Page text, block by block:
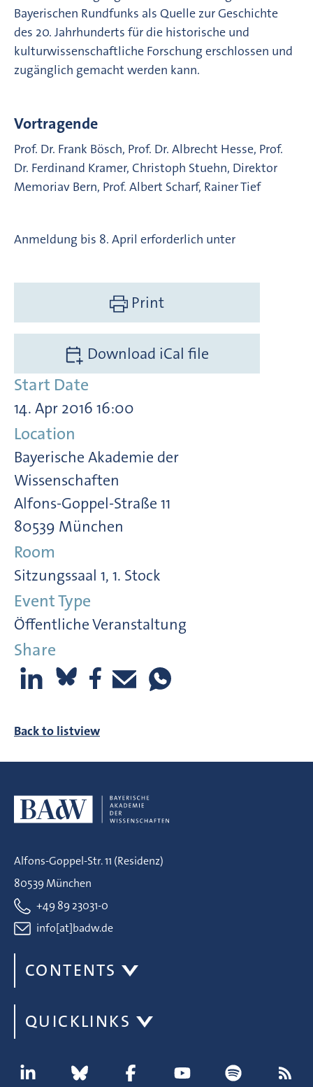
Bayerischen Rundfunks als Quelle zur Geschichte
des 20. Jahrhunderts für die historische und
kulturwissenschaftliche Forschung erschlossen und
zugänglich gemacht werden kann.
Vortragende
Prof. Dr. Frank Bösch, Prof. Dr. Albrecht Hesse, Prof.
Dr. Ferdinand Kramer, Christoph Stuehn, Direktor
Memoriav Bern, Prof. Albert Scharf, Rainer Tief
Anmeldung bis 8. April erforderlich unter
Print
Download iCal file
Start Date
14. Apr 2016 16:00
Location
Bayerische Akademie der
Wissenschaften
Alfons-Goppel-Straße 11
80539 München
Room
Sitzungssaal 1, 1. Stock
Event Type
Öffentliche Veranstaltung
Share
Back to listview
Alfons-Goppel-Str. 11 (Residenz)
80539 München
+49 89 23031-0
info[at]badw.de
CONTENTS
QUICKLINKS